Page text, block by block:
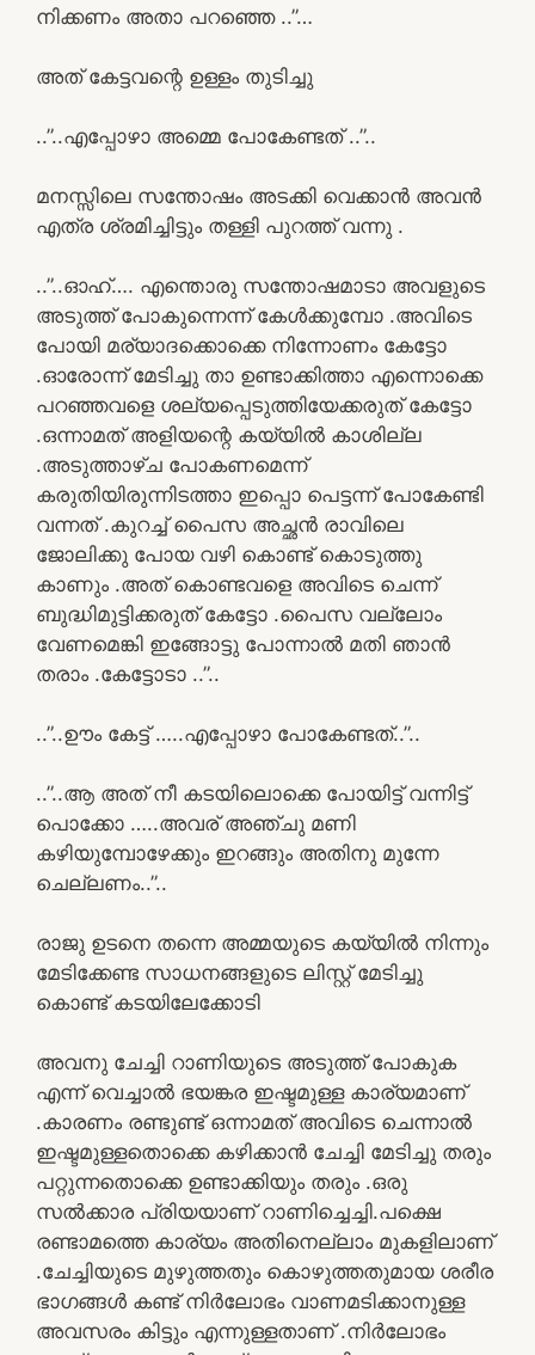
നിക്കണം അതാ പറഞ്ഞെ ..”…
അത് കേട്ടവന്റെ ഉള്ളം തുടിച്ചു
..”..എപ്പോഴാ അമ്മെ പോകേണ്ടത് ..”..
മനസ്സിലെ സന്തോഷം അടക്കി വെക്കാൻ അവൻ
എത്ര ശ്രമിച്ചിട്ടും തള്ളി പുറത്ത് വന്നു .
..”..ഓഹ്…. എന്തൊരു സന്തോഷമാടാ അവളുടെ
അടുത്ത് പോകുന്നെന്ന് കേൾക്കുമ്പോ .അവിടെ
പോയി മര്യാദക്കൊക്കെ നിന്നോണം കേട്ടോ
.ഓരോന്ന് മേടിച്ചു താ ഉണ്ടാക്കിത്താ എന്നൊക്കെ
പറഞ്ഞവളെ ശല്യപ്പെടുത്തിയേക്കരുത് കേട്ടോ
.ഒന്നാമത് അളിയന്റെ കയ്യിൽ കാശില്ല
.അടുത്താഴ്ച പോകണമെന്ന്
കരുതിയിരുന്നിടത്താ ഇപ്പൊ പെട്ടന്ന് പോകേണ്ടി
വന്നത് .കുറച്ച് പൈസ അച്ഛൻ രാവിലെ
ജോലിക്കു പോയ വഴി കൊണ്ട് കൊടുത്തു
കാണും .അത് കൊണ്ടവളെ അവിടെ ചെന്ന്
ബുദ്ധിമുട്ടിക്കരുത് കേട്ടോ .പൈസ വല്ലോം
വേണമെങ്കി ഇങ്ങോട്ടു പോന്നാൽ മതി ഞാൻ
തരാം .കേട്ടോടാ ..”..
..”..ഊം കേട്ട് …..എപ്പോഴാ പോകേണ്ടത്..”..
..”..ആ അത് നീ കടയിലൊക്കെ പോയിട്ട് വന്നിട്ട്
പൊക്കോ …..അവര് അഞ്ചു മണി
കഴിയുമ്പോഴേക്കും ഇറങ്ങും അതിനു മുന്നേ
ചെല്ലണം..”..
രാജു ഉടനെ തന്നെ അമ്മയുടെ കയ്യിൽ നിന്നും
മേടിക്കേണ്ട സാധനങ്ങളുടെ ലിസ്റ്റ് മേടിച്ചു
കൊണ്ട് കടയിലേക്കോടി
അവനു ചേച്ചി റാണിയുടെ അടുത്ത് പോകുക
എന്ന് വെച്ചാൽ ഭയങ്കര ഇഷ്ടമുള്ള കാര്യമാണ്
.കാരണം രണ്ടുണ്ട് ഒന്നാമത് അവിടെ ചെന്നാൽ
ഇഷ്ടമുള്ളതൊക്കെ കഴിക്കാൻ ചേച്ചി മേടിച്ചു തരും
പറ്റുന്നതൊക്കെ ഉണ്ടാക്കിയും തരും .ഒരു
സൽക്കാര പ്രിയയാണ് റാണിച്ചെച്ചി.പക്ഷെ
രണ്ടാമത്തെ കാര്യം അതിനെല്ലാം മുകളിലാണ്
.ചേച്ചിയുടെ മുഴുത്തതും കൊഴുത്തതുമായ ശരീര
ഭാഗങ്ങൾ കണ്ട് നിർലോഭം വാണമടിക്കാനുള്ള
അവസരം കിട്ടും എന്നുള്ളതാണ് .നിർലോഭം